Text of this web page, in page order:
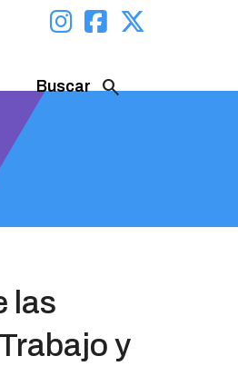
Buscar search
las
y